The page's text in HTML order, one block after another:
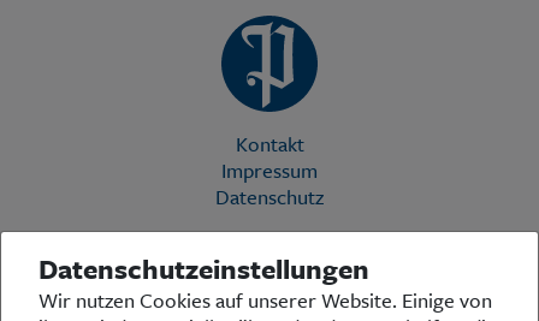
Kontakt
Impressum
Datenschutz
Die Preußische Allgemeine Zeitung (PAZ) ist eine einzigartige Stimme
in der deutschen Medienlandschaft. Woche für Woche berichtet sie
Datenschutzeinstellungen
Wir nutzen Cookies auf unserer Website. Einige von